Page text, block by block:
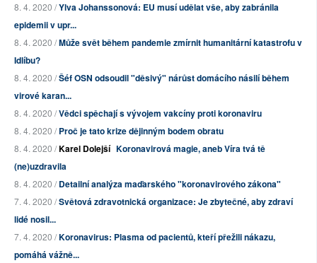
8. 4. 2020 /Ylva Johanssonová: EU musí udělat vše, aby zabránila
epidemii v upr...
8. 4. 2020 /Může svět během pandemie zmírnit humanitární katastrofu v
Idlíbu?
8. 4. 2020 /Šéf OSN odsoudil "děsivý" nárůst domácího násilí během
virové karan...
8. 4. 2020 /Vědci spěchají s vývojem vakcíny proti koronaviru
8. 4. 2020 /Proč je tato krize dějinným bodem obratu
8. 4. 2020 /Karel Dolejší Koronavirová magie, aneb Víra tvá tě
(ne)uzdravila
8. 4. 2020 /Detailní analýza maďarského "koronavirového zákona"
7. 4. 2020 /Světová zdravotnická organizace: Je zbytečné, aby zdraví
lidé nosil...
7. 4. 2020 /Koronavirus: Plasma od pacientů, kteří přežili nákazu,
pomáhá vážně...